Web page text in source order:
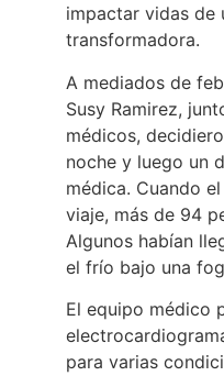
impactar vidas de
transformadora.
A mediados de
Susy Ramirez,
médicos,
noche y luego un
médica. Cuando
viaje, más de 94
Algunos habían
el frío bajo una
El equipo médico
para varias